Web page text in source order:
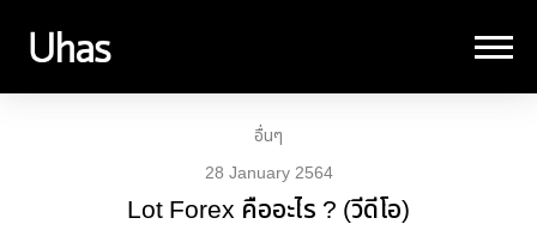
อื่นๆ
28 January 2564
Lot Forex คืออะไร ? (วีดีโอ)